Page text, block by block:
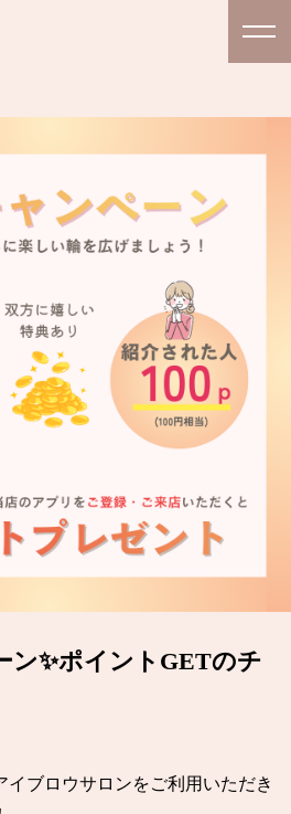
ン✨ポイントGETのチ
イブロウサロンをご利用いただき